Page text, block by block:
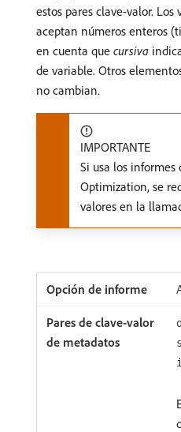
estos pares clave-valor. Los
aceptan números enteros
en cuenta que cursiva
de variable. Otros
no cambian.
IMPORTANTE
Si usa los informes
Optimization, se
valores en la